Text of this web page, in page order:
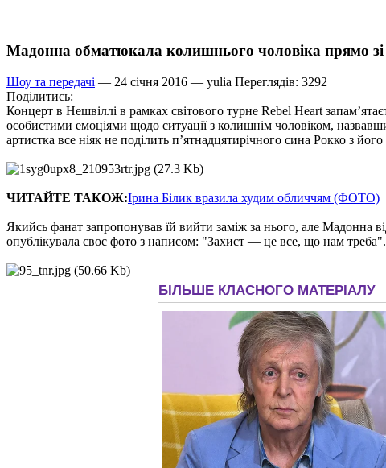
Мадонна обматюкала колишнього чоловіка прямо
Шоу та передачі — 24 січня 2016 — yulia Переглядів: 3292
Поділитись:
Концерт в Нешвіллі в рамках світового турне Rebel Heart
особистими емоціями щодо ситуації з колишнім чоловіком,
артистка все ніяк не поділить п’ятнадцятирічного сина Рокко з
ЧИТАЙТЕ ТАКОЖ:Ірина Білик вразила худим обличчям (ФОТО)
Якийсь фанат запропонував їй вийти заміж за нього, але Мадонна
опублікувала своє фото з написом: "Захист — це все, що нам треба".